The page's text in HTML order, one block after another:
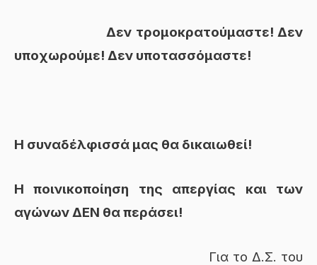
Δεν τρομοκρατούμαστε! Δεν
υποχωρούμε! Δεν υποτασσόμαστε!
Η συναδέλφισσά μας θα δικαιωθεί!
Η ποινικοποίηση της απεργίας και των
αγώνων ΔΕΝ θα περάσει!
Για το Δ.Σ. του